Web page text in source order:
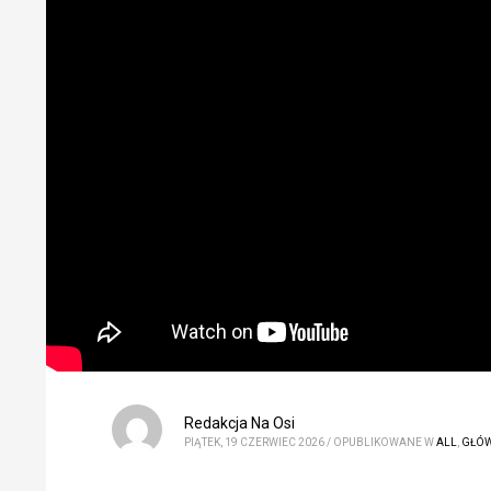
Redakcja Na Osi
PIĄTEK, 19 CZERWIEC 2026 / OPUBLIKOWANE WALL